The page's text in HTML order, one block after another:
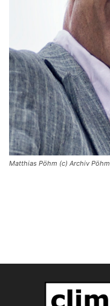
Matthias Pöhm (c) Archiv Pöhm